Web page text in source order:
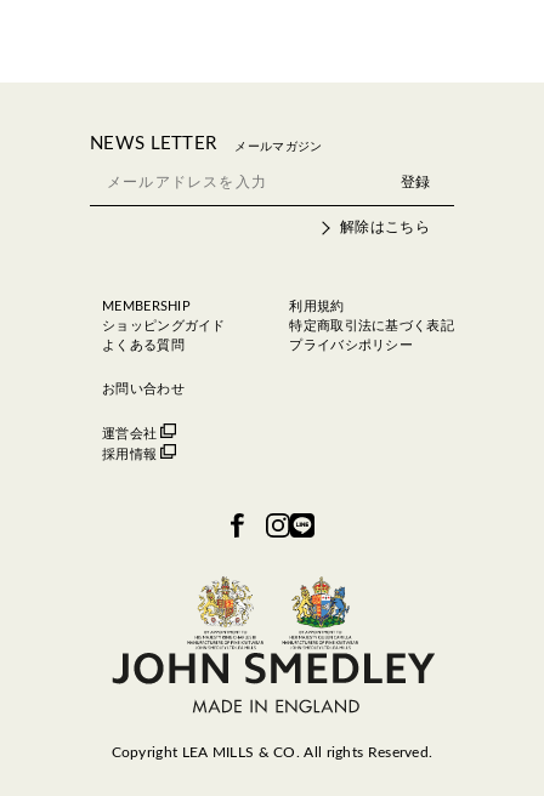
NEWS LETTER メールマガジン
解除はこちら
MEMBERSHIP
ショッピングガイド
よくある質問
お問い合わせ
運営会社
採用情報
利用規約
特定商取引法に基づく表記
プライバシポリシー
Copyright LEA MILLS & CO. All rights Reserved.